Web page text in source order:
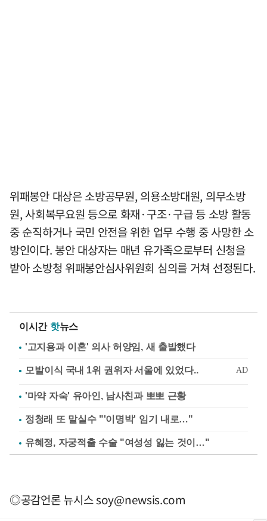
위패봉안 대상은 소방공무원, 의용소방대원, 의무소방
원, 사회복무요원 등으로 화재·구조·구급 등 소방 활동
중 순직하거나 국민 안전을 위한 업무 수행 중 사망한 소
방인이다. 봉안 대상자는 매년 유가족으로부터 신청을
받아 소방청 위패봉안심사위원회 심의를 거쳐 선정된다.
이시간 핫뉴스
'고지용과 이혼' 의사 허양임, 새 출발했다
'마약 자숙' 유아인, 남사친과 뽀뽀 근황
정청래 또 말실수 "'이명박' 임기 내로…"
유혜정, 자궁적출 수술 "여성성 잃는 것이…"
◎공감언론 뉴시스soy@newsis.com